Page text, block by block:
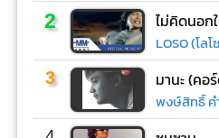
2 ไม่คิดนอก
LOSO (โลโ
3 มานะ (คอ
พงษ์สิทธิ์